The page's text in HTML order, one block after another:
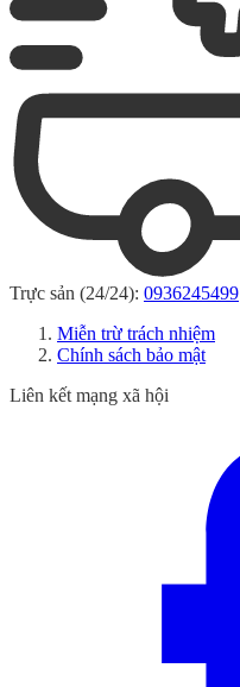
Trực sản (24/24): 0936245499
Miễn trừ trách nhiệm
Chính sách bảo mật
Liên kết mạng xã hội